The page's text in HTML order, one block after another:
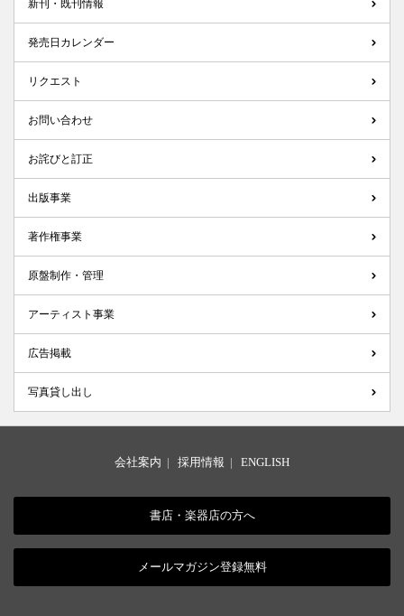
新刊・既刊情報
発売日カレンダー
リクエスト
お問い合わせ
お詫びと訂正
出版事業
著作権事業
原盤制作・管理
アーティスト事業
広告掲載
写真貸し出し
会社案内 | 採用情報 | ENGLISH
書店・楽器店の方へ
メールマガジン登録無料